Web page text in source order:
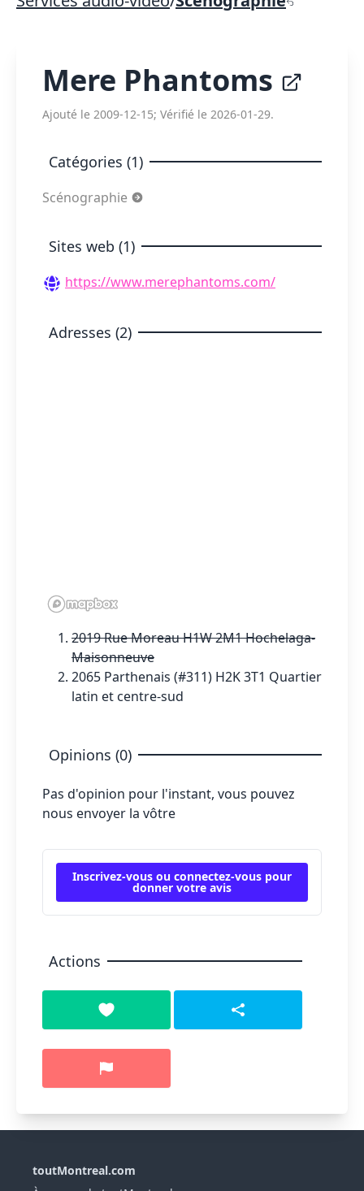
Mere Phantoms
Ajouté le 2009-12-15; Vérifié le 2026-01-29.
Catégories (1)
Scénographie
Sites web (1)
https://www.merephantoms.com/
Adresses (2)
2019 Rue Moreau H1W 2M1 Hochelaga-
Maisonneuve
2065 Parthenais (#311) H2K 3T1 Quartier
latin et centre-sud
Opinions (0)
Pas d'opinion pour l'instant, vous pouvez
nous envoyer la vôtre
Inscrivez-vous ou connectez-vous pour
donner votre avis
Actions
toutMontreal.com